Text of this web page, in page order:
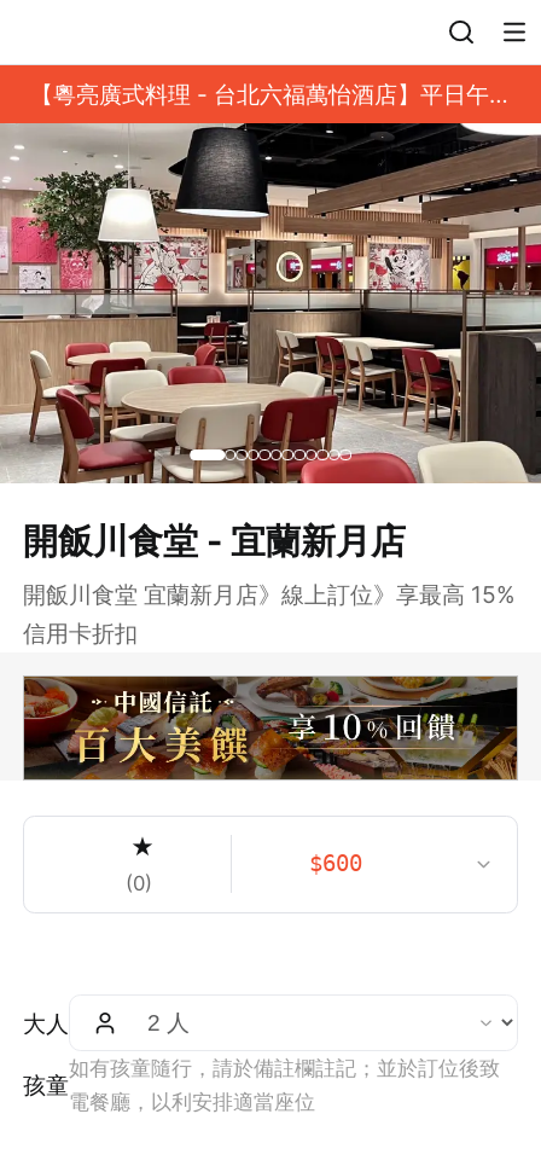
【粵亮廣式料理 - 台北六福萬怡酒店】平日午餐
8 折起｜靓港點套餐
開飯川食堂 - 宜蘭新月店
開飯川食堂 宜蘭新月店》線上訂位》享最高 15%
信用卡折扣
★
(0)
$600
大人
孩童
如有孩童隨行，請於備註欄註記；並於訂位後致
電餐廳，以利安排適當座位